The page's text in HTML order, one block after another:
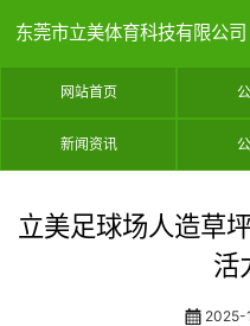
东莞市立美体育科技有限公司
网站首页
新闻资讯
立美足球场人造草
活
2025-